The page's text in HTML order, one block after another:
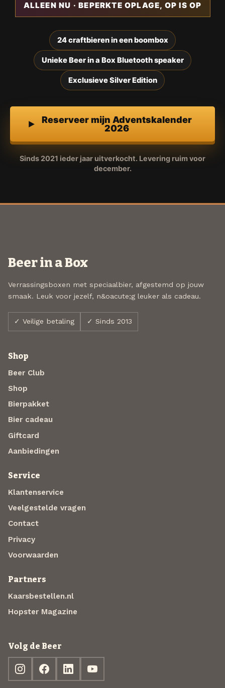
ALLEEN NU · BEPERKTE OPLAGE, OP IS OP
24 craftbieren in een boombox
Unieke Beer in a Box Bluetooth speaker
Exclusieve Silver Edition
Reserveer mijn Adventskalender
2026
Sinds 2021 ieder jaar uitverkocht. Levering ruim voor
december.
Beer in a Box
Verrassingsboxen met speciaalbier, afgestemd op jouw
smaak. Leuk voor jezelf, n&oacute;g leuker als cadeau.
✓ Veilige betaling ✓ Sinds 2013
Shop
Beer Club
Shop
Bierpakket
Bier cadeau
Giftcard
Aanbiedingen
Service
Klantenservice
Veelgestelde vragen
Contact
Privacy
Voorwaarden
Partners
Kaarsbestellen.nl
Hopster Magazine
Volg de Beer